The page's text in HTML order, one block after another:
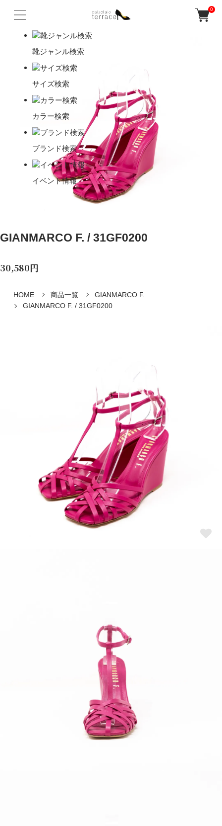
0
靴ジャンル検索
サイズ検索
カラー検索
ブランド検索
イベント情報
GIANMARCO F. / 31GF0200
30,580円
HOME 商品一覧
GIANMARCO F.
GIANMARCO F. / 31GF0200